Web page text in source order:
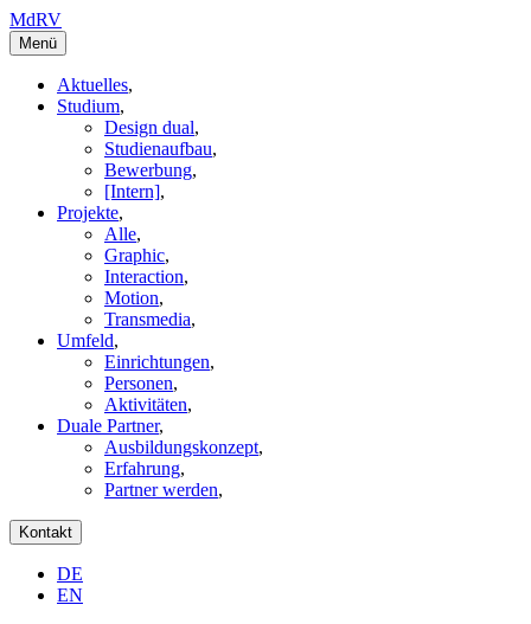
MdRV
Menü
Aktuelles,
Studium,
Design dual,
Studienaufbau,
Bewerbung,
[Intern],
Projekte,
Alle,
Graphic,
Interaction,
Motion,
Transmedia,
Umfeld,
Einrichtungen,
Personen,
Aktivitäten,
Duale Partner,
Ausbildungskonzept,
Erfahrung,
Partner werden,
Kontakt
DE
EN